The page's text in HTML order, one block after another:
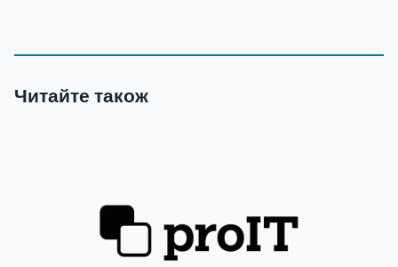
Читайте також